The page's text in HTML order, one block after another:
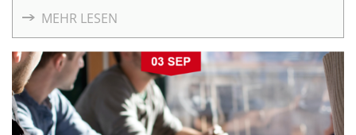
STAGE 3 "BIM & KI", Halle 5 (B5.078) gestalten. Für
unser Netzwerk stellen wir ein Kontingent an
kostenfreien INTERGEO EXPO 2024 Tickets für alle
Tage zur Verfügung.
MEHR LESEN